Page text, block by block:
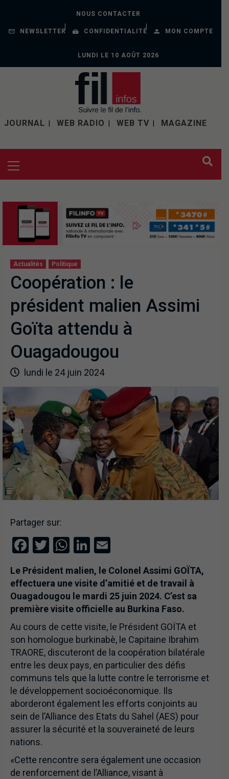
NOUS CONTACTER
NEWSLETTER CONFIDENTIALITÉ MON COMPTE
LUNDI LE 10 AOÛT 2026
JOURNAL WEB RADIO WEB TV MAGAZINE
Actualités Politique
Coopération : le
président malien Assimi
Goïta attendu à
Ouagadougou
lundi le 24 juin 2024
Partager sur:
Facebook
Twitter
WhatsApp
LinkedIn
Le Président malien, le Colonel Assimi GOÏTA,
effectuera une visite d’amitié et de travail à
Ouagadougou le mardi 25 juin 2024. C’est sa
première visite officielle au Burkina Faso.
Au cours de cette visite, le Président GOÏTA et
son homologue burkinabè, le Capitaine Ibrahim
TRAORE, discuteront de la coopération bilatérale
entre les deux pays, en particulier des défis
communs tels que la lutte contre le terrorisme et
le développement socioéconomique. Ils
aborderont également les efforts conjoints au
sein de l’Alliance des Etats du Sahel (AES) pour
assurer la sécurité et la souveraineté de leurs
nations.
«Cette rencontre sera également une occasion
de renforcement de l’Alliance, visant à